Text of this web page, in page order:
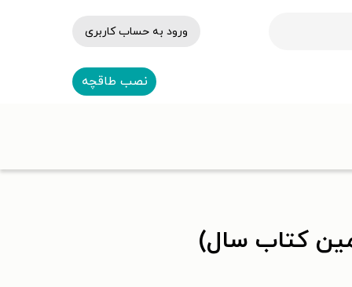
ورود به حساب کاربری
نصب طاقچه
کتاب سال)